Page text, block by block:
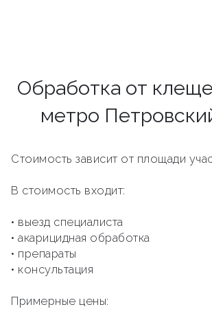
Обработка от
метро
Стоимость зависит от площади
В стоимость входит:
• выезд специалиста
• акарицидная обработка
• препараты
• консультация
Примерные цены: